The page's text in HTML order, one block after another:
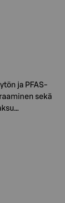
ja PFAS-
sekä